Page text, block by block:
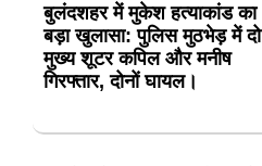
बुलंदशहर में मुकेश हत्याकांड का
बड़ा खुलासा: पुलिस मुठभेड़ में दो
मुख्य शूटर कपिल और मनीष
गिरफ्तार, दोनों घायल।